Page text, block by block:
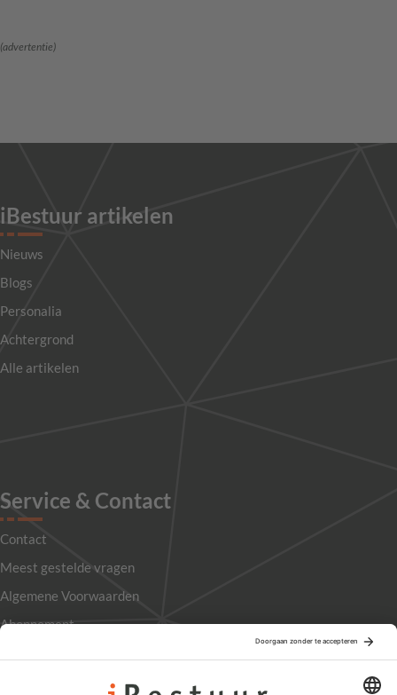
(advertentie)
iBestuur artikelen
Nieuws
Blogs
Personalia
Achtergrond
Alle artikelen
Service & Contact
Contact
Meest gestelde vragen
Algemene Voorwaarden
Abonnement